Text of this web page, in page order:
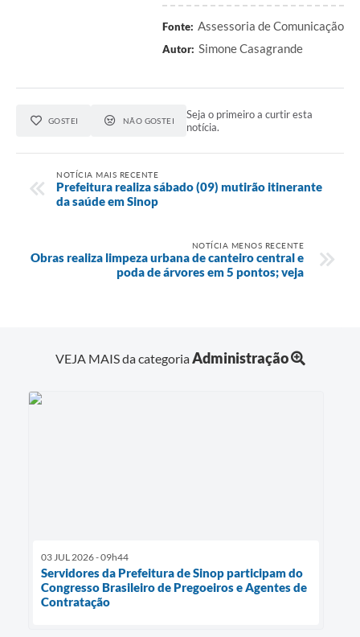
Fonte: Assessoria de Comunicação
Autor: Simone Casagrande
GOSTEI NÃO GOSTEI
Seja o primeiro a curtir esta
notícia.
NOTÍCIA MAIS RECENTE
Prefeitura realiza sábado (09) mutirão itinerante
da saúde em Sinop
NOTÍCIA MENOS RECENTE
Obras realiza limpeza urbana de canteiro central e
poda de árvores em 5 pontos; veja
VEJA MAIS da categoriaAdministração
03 JUL 2026 - 09h44
Servidores da Prefeitura de Sinop participam do
Congresso Brasileiro de Pregoeiros e Agentes de
Contratação